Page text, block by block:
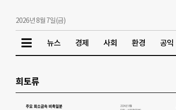
2026년 8월 7일(금)
뉴스 경제 사회 환경 공익
희토류